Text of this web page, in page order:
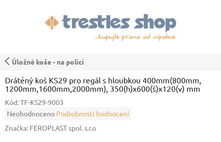
Úložné koše - na polici
Drátěný koš KS29 pro regál s hloubkou 400mm(800mm,
1200mm,1600mm,2000mm), 350(h)x600(š)x120(v) mm
Kód:TF-KS29-9003
Průměrné
produktu
Neohodnoceno Podrobnosti hodnocení
Značka: FEROPLAST spol. s.r.o